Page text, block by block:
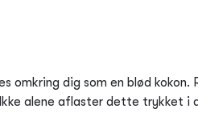
omkring dig som en blød
alene aflaster dette trykket i